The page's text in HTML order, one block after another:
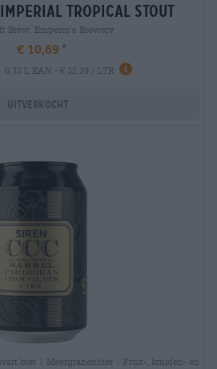
tropical stout
Brew, Emperor´s Brewery
€ 10,69
0,33 L KAN - € 32,39 / LTR
Uitverkocht
bier | Meergranenbier | Fruit-, kruiden- en